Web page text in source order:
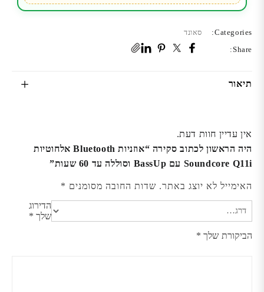
Categories:
סאונד
Share:
תיאור
אין עדיין חוות דעת.
היה הראשון לכתוב סקירה “אוזניות Bluetooth אלחוטיות
Soundcore Q11i עם BassUp וסוללה עד 60 שעות”
האימייל לא יוצג באתר. שדות החובה מסומנים *
הדירוג
שלך *
הביקורת שלך *